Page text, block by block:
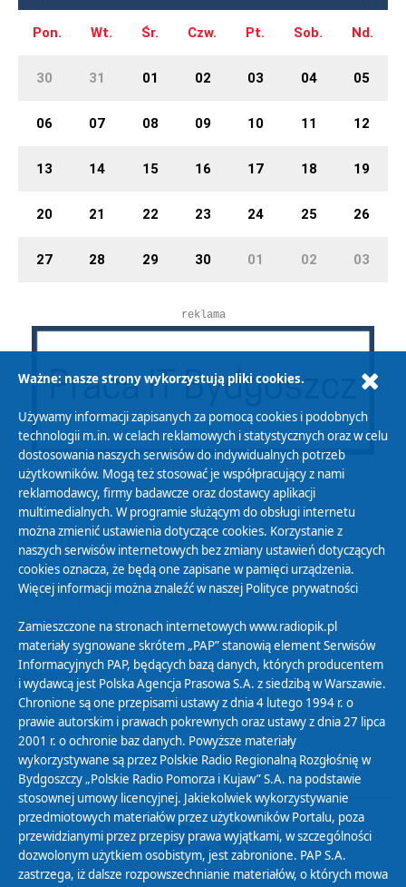
Pon. Wt. Śr. Czw. Pt. Sob. Nd.
30 31 01 02 03 04 05
06 07 08 09 10 11 12
13 14 15 16 17 18 19
20 21 22 23 24 25 26
27 28 29 30 01 02 03
reklama
Polityka Prywatności
Zasady korzystania z Serwisu
Organizacje Pożytku Publicznego
Cyfryzacja DAB+
Polityka ochrony danych osobowych
Abonament
Zamówienia publiczne
Biuletyn Informacji Publicznej
Ważne: nasze strony wykorzystują pliki cookies.
Używamy informacji zapisanych za pomocą cookies i podobnych
technologii m.in. w celach reklamowych i statystycznych oraz w celu
dostosowania naszych serwisów do indywidualnych potrzeb
użytkowników. Mogą też stosować je współpracujący z nami
reklamodawcy, firmy badawcze oraz dostawcy aplikacji
multimedialnych. W programie służącym do obsługi internetu
można zmienić ustawienia dotyczące cookies. Korzystanie z
naszych serwisów internetowych bez zmiany ustawień dotyczących
cookies oznacza, że będą one zapisane w pamięci urządzenia.
Więcej informacji można znaleźć w naszej Polityce prywatności
Zamieszczone na stronach internetowych www.radiopik.pl
materiały sygnowane skrótem „PAP” stanowią element Serwisów
Informacyjnych PAP, będących bazą danych, których producentem
i wydawcą jest Polska Agencja Prasowa S.A. z siedzibą w Warszawie.
Chronione są one przepisami ustawy z dnia 4 lutego 1994 r. o
prawie autorskim i prawach pokrewnych oraz ustawy z dnia 27 lipca
2001 r. o ochronie baz danych. Powyższe materiały
wykorzystywane są przez Polskie Radio Regionalną Rozgłośnię w
Bydgoszczy „Polskie Radio Pomorza i Kujaw” S.A. na podstawie
stosownej umowy licencyjnej. Jakiekolwiek wykorzystywanie
przedmiotowych materiałów przez użytkowników Portalu, poza
przewidzianymi przez przepisy prawa wyjątkami, w szczególności
dozwolonym użytkiem osobistym, jest zabronione. PAP S.A.
zastrzega, iż dalsze rozpowszechnianie materiałów, o których mowa